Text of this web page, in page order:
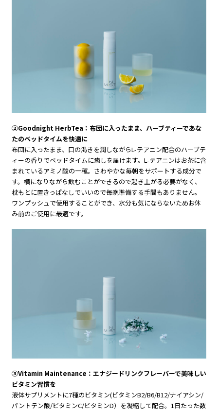
②Goodnight HerbTea：布団に入ったまま、ハーブティーであな
たのベッドタイムを快適に
布団に入ったまま、口の渇きを潤しながらL-テアニン配合のハーブテ
ィーの香りでベッドタイムに癒しを届けます。L-テアニンはお茶に含
まれているアミノ酸の一種。さわやかな毎朝をサポートする成分で
す。横になりながら飲むことができるので起き上がる必要がなく、
枕もとに置きっぱなしでいいので毎晩準備する手間もありません。
ワンプッシュで使用することができ、水分も気にならないためお休
み前のご使用に最適です。
③Vitamin Maintenance：エナジードリンクフレーバーで美味しい
ビタミン習慣を
液体サプリメントに7種のビタミン(ビタミンB2/B6/B12/ナイアシン/
パントテン酸/ビタミンC/ビタミンD）を凝縮して配合。1日たった数